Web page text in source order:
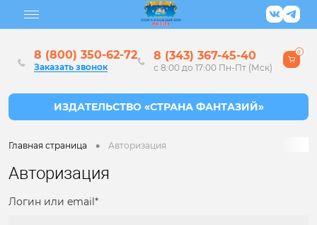
8 (800) 350-62-72
Заказать звонок
8 (343) 367-45-40
с 8:00 до 17:00 Пн-Пт (Мск)
0
Главная страница • Авторизация
Авторизация
Логин или email*